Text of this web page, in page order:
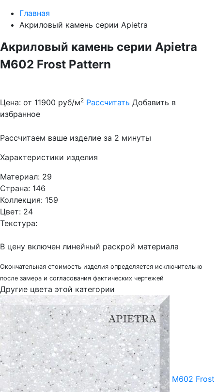
Главная
Акриловый камень серии Apietra
Акриловый камень серии Apietra
M602 Frost Pattern
Цена: от 11900 руб/м2 Рассчитать Добавить в
избранное
Рассчитаем ваше изделие за 2 минуты
Характеристики изделия
Материал: 29
Страна: 146
Коллекция: 159
Цвет: 24
Текстура:
В цену включен линейный раскрой материала
Окончательная стоимость изделия определяется исключительно
после замера и согласования фактических чертежей
Другие цвета этой категории
M602 Frost